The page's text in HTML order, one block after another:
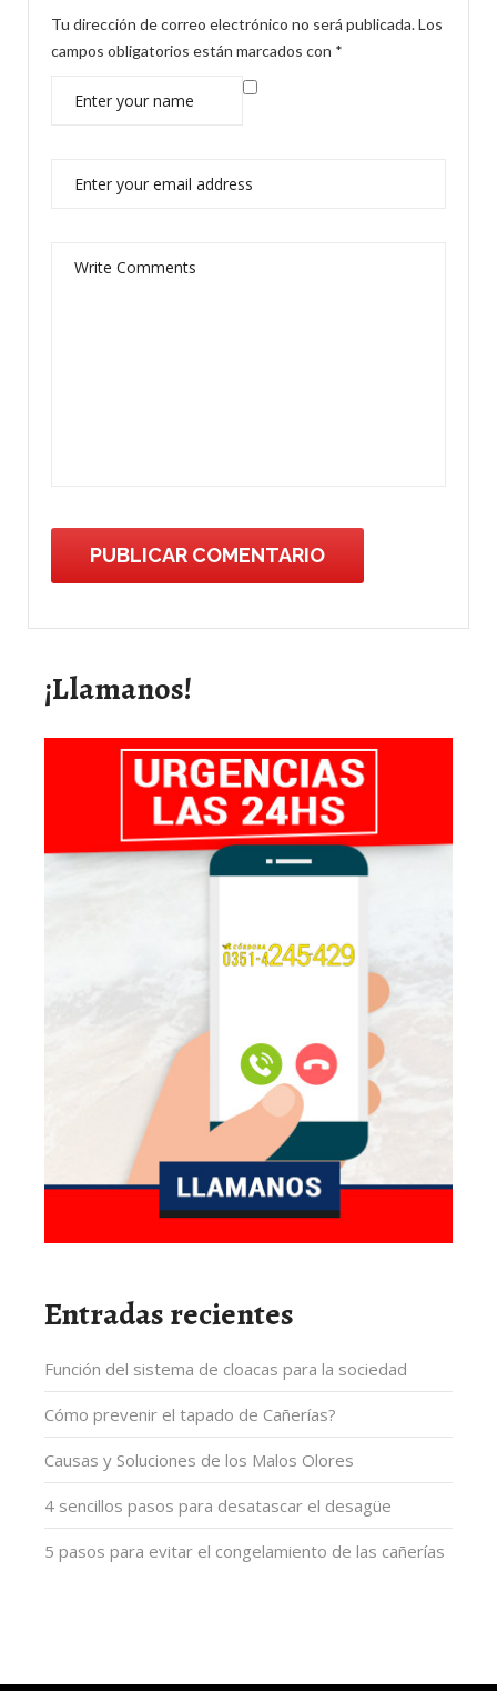
Tu dirección de correo electrónico no será publicada.Los
campos obligatorios están marcados con *
¡Llamanos!
Entradas recientes
Función del sistema de cloacas para la sociedad
Cómo prevenir el tapado de Cañerías?
Causas y Soluciones de los Malos Olores
4 sencillos pasos para desatascar el desagüe
5 pasos para evitar el congelamiento de las cañerías